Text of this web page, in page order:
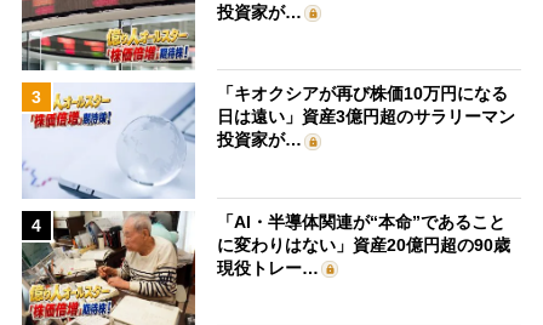
投資家が…
3
「キオクシアが再び株価10万円になる
日は遠い」資産3億円超のサラリーマン
投資家が…
4
「AI・半導体関連が“本命”であること
に変わりはない」資産20億円超の90歳
現役トレー…